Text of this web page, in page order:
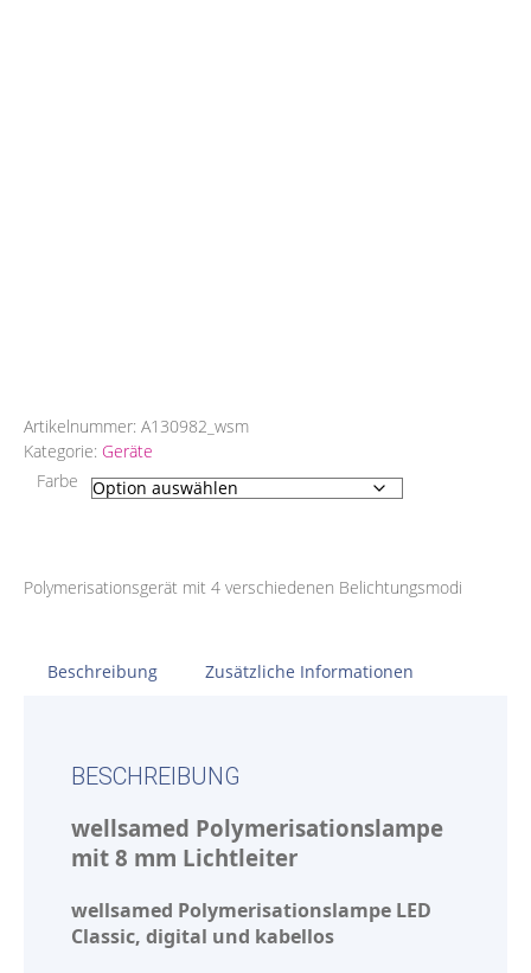
Artikelnummer: A130982_wsm
Kategorie: Geräte
Farbe
Polymerisationsgerät mit 4 verschiedenen Belichtungsmodi
Beschreibung Zusätzliche Informationen
BESCHREIBUNG
wellsamed Polymerisationslampe
mit 8 mm Lichtleiter
wellsamed Polymerisationslampe LED
Classic, digital und kabellos